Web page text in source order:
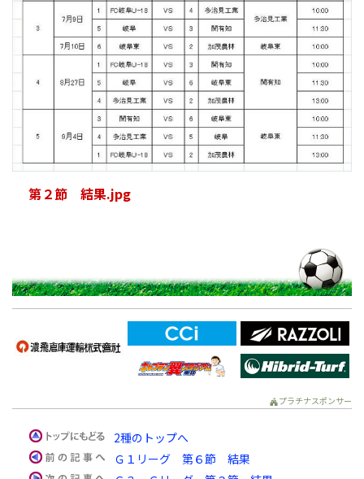
第２節 結果.jpg
プラチナスポンサー
2種のトップへ
Ｇ１リーグ 第６節 結果